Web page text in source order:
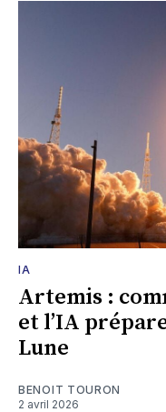
IA
Artemis :
et l’IA
Lune
BENOIT TOURON
2 avril 2026